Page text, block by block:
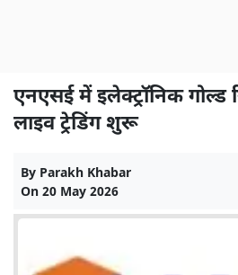
एनएसई में इलेक्ट्रॉनिक गोल्ड
लाइव ट्रेडिंग शुरू
By Parakh Khabar
On 20 May 2026